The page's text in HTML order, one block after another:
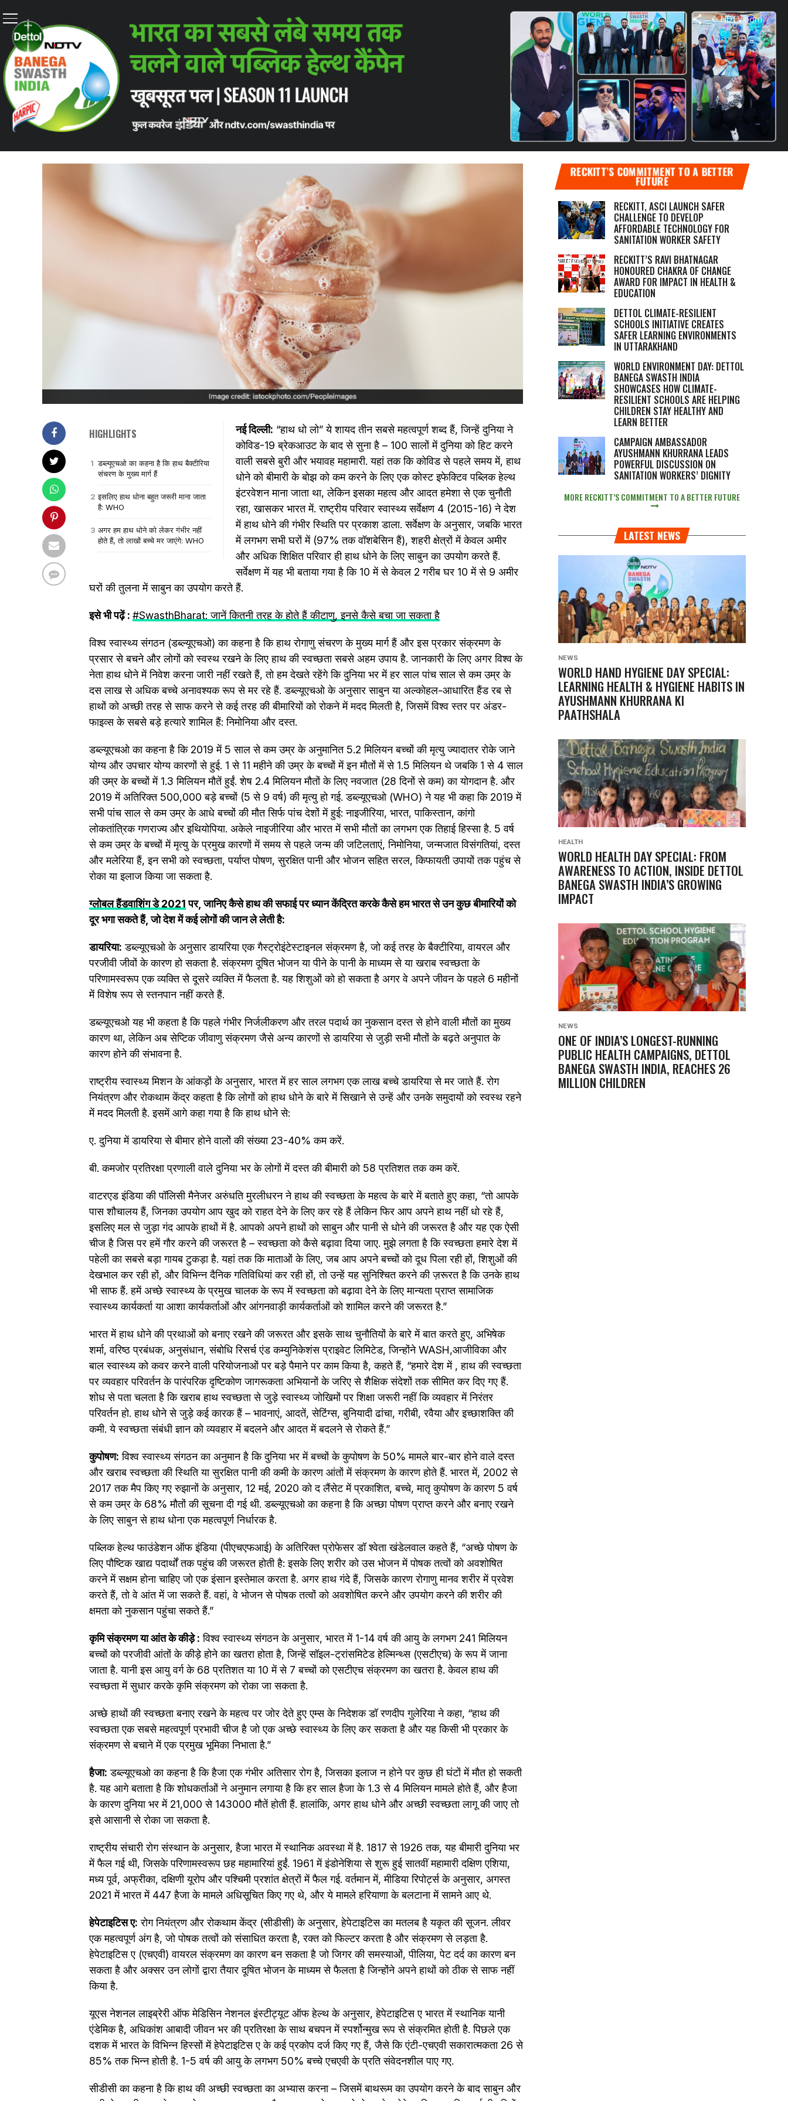
NDTV.com
ताज़ातरीन ख़बरें
आपके समग्र स्वास्थ्य की कुंजी, 5 बीमारियां जिन पर हाथ धोने से लगेगी लगाम
Global Handwashing Day: यहां उन पांच बीमारियों के बारें में बताया गया है, जिन पर हम केवल हाथ धोने पर ध्यान देकर ही लगाम गला सकते हैं
द्वारा: अनिशा भाटिया | एडिट: सोनिया भास्कर | अनुवाद: अन‍िता शर्मा | September 27, 2021 Read In English
HIGHLIGHTS
डब्ल्यूएचओ का कहना है कि हाथ बैक्‍टीरिया
संचरण के मुख्य मार्ग हैं
इसलिए हाथ धोना बहुत जरूरी माना जाता
है: WHO
अगर हम हाथ धोने को लेकर गंभीर नहीं
होते हैं, तो लाखों बच्चे मर जाएंगे: WHO
नई दिल्ली: “हाथ धो लो” ये शायद तीन सबसे महत्वपूर्ण शब्द हैं, जिन्हें दुनिया ने
कोविड-19 ब्रेकआउट के बाद से सुना है – 100 सालों में दुनिया को हिट करने
वाली सबसे बुरी और भयावह महामारी. यहां तक ​​​​कि कोविड से पहले समय में, हाथ
धोने को बीमारी के बोझ को कम करने के लिए एक कोस्‍ट इफेक्‍ट‍िव पब्‍लिक हेल्‍थ
इंटरवेशन माना जाता था, लेकिन इसका महत्व और आदत हमेशा से एक चुनौती
रहा, खासकर भारत में. राष्ट्रीय परिवार स्वास्थ्य सर्वेक्षण 4 (2015-16) ने देश
में हाथ धोने की गंभीर स्थिति पर प्रकाश डाला. सर्वेक्षण के अनुसार, जबकि भारत
में लगभग सभी घरों में (97% तक वॉशबेसिन हैं), शहरी क्षेत्रों में केवल अमीर
और अधिक शिक्षित परिवार ही हाथ धोने के लिए साबुन का उपयोग करते हैं.
सर्वेक्षण में यह भी बताया गया है कि 10 में से केवल 2 गरीब घर 10 में से 9 अमीर
घरों की तुलना में साबुन का उपयोग करते हैं.
इसे भी पढ़ें : #SwasthBharat: जानें कितनी तरह के होते हैं कीटाणु, इनसे कैसे बचा जा सकता है
विश्व स्वास्थ्य संगठन (डब्ल्यूएचओ) का कहना है कि हाथ रोगाणु संचरण के मुख्य मार्ग हैं और इस प्रकार संक्रमण के
प्रसार से बचने और लोगों को स्वस्थ रखने के लिए हाथ की स्वच्छता सबसे अहम उपाय है. जानकारी के लिए अगर विश्व के
नेता हाथ धोने में निवेश करना जारी नहीं रखते हैं, तो हम देखते रहेंगे कि दुनिया भर में हर साल पांच साल से कम उम्र के
दस लाख से अधिक बच्चे अनावश्यक रूप से मर रहे हैं. डब्ल्यूएचओ के अनुसार साबुन या अल्कोहल-आधारित हैंड रब से
हाथों को अच्छी तरह से साफ करने से कई तरह की बीमारियों को रोकने में मदद मिलती है, जिसमें विश्व स्तर पर अंडर-
फाइव्स के सबसे बड़े हत्यारे शामिल हैं: निमोनिया और दस्त.
डब्ल्यूएचओ का कहना है कि 2019 में 5 साल से कम उम्र के अनुमानित 5.2 मिलियन बच्चों की मृत्यु ज्यादातर रोके जाने
योग्य और उपचार योग्य कारणों से हुई. 1 से 11 महीने की उम्र के बच्चों में इन मौतों में से 1.5 मिलियन थे जबकि 1 से 4 साल
की उम्र के बच्चों में 1.3 मिलियन मौतें हुईं. शेष 2.4 मिलियन मौतों के लिए नवजात (28 दिनों से कम) का योगदान है. और
2019 में अतिरिक्त 500,000 बड़े बच्चों (5 से 9 वर्ष) की मृत्यु हो गई. डब्ल्यूएचओ (WHO) ने यह भी कहा कि 2019 में
सभी पांच साल से कम उम्र के आधे बच्चों की मौत सिर्फ पांच देशों में हुई: नाइजीरिया, भारत, पाकिस्तान, कांगो
लोकतांत्रिक गणराज्य और इथियोपिया. अकेले नाइजीरिया और भारत में सभी मौतों का लगभग एक तिहाई हिस्सा है. 5 वर्ष
से कम उम्र के बच्चों में मृत्यु के प्रमुख कारणों में समय से पहले जन्म की जटिलताएं, निमोनिया, जन्मजात विसंगतियां, दस्त
और मलेरिया हैं, इन सभी को स्वच्छता, पर्याप्त पोषण, सुरक्षित पानी और भोजन सहित सरल, किफायती उपायों तक पहुंच से
रोका या इलाज किया जा सकता है.
ग्लोबल हैंडवाशिंग डे 2021पर, जानिए कैसे हाथ की सफाई पर ध्यान केंद्रित करके कैसे हम भारत से उन कुछ बीमारियों को
दूर भगा सकते हैं, जो देश में कई लोगों की जान ले लेती है:
डायरिया: डब्ल्यूएचओ के अनुसार डायरिया एक गैस्ट्रोइंटेस्टाइनल संक्रमण है, जो कई तरह के बैक्टीरिया, वायरल और
परजीवी जीवों के कारण हो सकता है. संक्रमण दूषित भोजन या पीने के पानी के माध्यम से या खराब स्वच्छता के
परिणामस्वरूप एक व्यक्ति से दूसरे व्यक्ति में फैलता है. यह शिशुओं को हो सकता है अगर वे अपने जीवन के पहले 6 महीनों
में विशेष रूप से स्तनपान नहीं करते हैं.
डब्ल्यूएचओ यह भी कहता है कि पहले गंभीर निर्जलीकरण और तरल पदार्थ का नुकसान दस्त से होने वाली मौतों का मुख्य
कारण था, लेकिन अब सेप्टिक जीवाणु संक्रमण जैसे अन्य कारणों से डायरिया से जुड़ी सभी मौतों के बढ़ते अनुपात के
कारण होने की संभावना है.
राष्ट्रीय स्वास्थ्य मिशन के आंकड़ों के अनुसार, भारत में हर साल लगभग एक लाख बच्चे डायरिया से मर जाते हैं. रोग
नियंत्रण और रोकथाम केंद्र कहता है कि लोगों को हाथ धोने के बारे में सिखाने से उन्हें और उनके समुदायों को स्वस्थ रहने
में मदद मिलती है. इसमें आगे कहा गया है कि हाथ धोने से:
ए. दुनिया में डायरिया से बीमार होने वालों की संख्या 23-40% कम करें.
बी. कमजोर प्रतिरक्षा प्रणाली वाले दुनिया भर के लोगों में दस्त की बीमारी को 58 प्रतिशत तक कम करें.
वाटरएड इंडिया की पॉलिसी मैनेजर अरुंधति मुरलीधरन ने हाथ की स्वच्छता के महत्व के बारे में बताते हुए कहा, “तो आपके
पास शौचालय हैं, जिनका उपयोग आप खुद को राहत देने के लिए कर रहे हैं लेकिन फिर आप अपने हाथ नहीं धो रहे हैं,
इसलिए मल से जुड़ा गंद आपके हाथों में है. आपको अपने हाथों को साबुन और पानी से धोने की जरूरत है और यह एक ऐसी
चीज है जिस पर हमें गौर करने की जरूरत है – स्वच्छता को कैसे बढ़ावा दिया जाए. मुझे लगता है कि स्वच्छता हमारे देश में
पहेली का सबसे बड़ा गायब टुकड़ा है. यहां तक ​​कि माताओं के लिए, जब आप अपने बच्चों को दूध पिला रही हों, शिशुओं की
देखभाल कर रही हों, और विभिन्न दैनिक गतिविधियां कर रही हों, तो उन्हें यह सुनिश्चित करने की ज़रूरत है कि उनके हाथ
भी साफ हैं. हमें अच्छे स्वास्थ्य के प्रमुख चालक के रूप में स्वच्छता को बढ़ावा देने के लिए मान्यता प्राप्त सामाजिक
स्वास्थ्य कार्यकर्ता या आशा कार्यकर्ताओं और आंगनवाड़ी कार्यकर्ताओं को शामिल करने की जरूरत है.”
भारत में हाथ धोने की प्रथाओं को बनाए रखने की जरूरत और इसके साथ चुनौतियों के बारे में बात करते हुए, अभिषेक
शर्मा, वरिष्ठ प्रबंधक, अनुसंधान, संबोधि रिसर्च एंड कम्युनिकेशंस प्राइवेट लिमिटेड, जिन्होंने WASH,आजीविका और
बाल स्वास्थ्य को कवर करने वाली परियोजनाओं पर बड़े पैमाने पर काम किया है, कहते हैं, “हमारे देश में , हाथ की स्वच्छता
पर व्यवहार परिवर्तन के पारंपरिक दृष्टिकोण जागरूकता अभियानों के जरिए से शैक्षिक संदेशों तक सीमित कर दिए गए हैं.
शोध से पता चलता है कि खराब हाथ स्वच्छता से जुड़े स्वास्थ्य जोखिमों पर शिक्षा जरूरी नहीं कि व्यवहार में निरंतर
परिवर्तन हो. हाथ धोने से जुड़े कई कारक हैं – भावनाएं, आदतें, सेटिंग्स, बुनियादी ढांचा, गरीबी, रवैया और इच्छाशक्ति की
कमी. ये स्वच्छता संबंधी ज्ञान को व्यवहार में बदलने और आदत में बदलने से रोकते हैं.”
कुपोषण: विश्व स्वास्थ्य संगठन का अनुमान है कि दुनिया भर में बच्चों के कुपोषण के 50% मामले बार-बार होने वाले दस्त
और खराब स्वच्छता की स्थिति या सुरक्षित पानी की कमी के कारण आंतों में संक्रमण के कारण होते हैं. भारत में, 2002 से
2017 तक मैप किए गए रुझानों के अनुसार, 12 मई, 2020 को द लैंसेट में प्रकाशित, बच्चे, मातृ कुपोषण के कारण 5 वर्ष
से कम उम्र के 68% मौतों की सूचना दी गई थी. डब्ल्यूएचओ का कहना है कि अच्छा पोषण प्राप्त करने और बनाए रखने
के लिए साबुन से हाथ धोना एक महत्वपूर्ण निर्धारक है.
पब्लिक हेल्थ फाउंडेशन ऑफ इंडिया (पीएचएफआई) के अतिरिक्त प्रोफेसर डॉ श्वेता खंडेलवाल कहते हैं, “अच्छे पोषण के
लिए पौष्टिक खाद्य पदार्थों तक पहुंच की जरूरत होती है: इसके लिए शरीर को उस भोजन में पोषक तत्वों को अवशोषित
करने में सक्षम होना चाहिए जो एक इंसान इस्‍तेमाल करता है. अगर हाथ गंदे हैं, जिसके कारण रोगाणु मानव शरीर में प्रवेश
करते हैं, तो वे आंत में जा सकते हैं. वहां, वे भोजन से पोषक तत्वों को अवशोषित करने और उपयोग करने की शरीर की
क्षमता को नुकसान पहुंचा सकते हैं.”
कृमि संक्रमण या आंत के कीड़े : विश्व स्वास्थ्य संगठन के अनुसार, भारत में 1-14 वर्ष की आयु के लगभग 241 मिलियन
बच्चों को परजीवी आंतों के कीड़े होने का खतरा होता है, जिन्हें सॉइल-ट्रांसमिटेड हेल्मिन्थ्स (एसटीएच) के रूप में जाना
जाता है. यानी इस आयु वर्ग के 68 प्रतिशत या 10 में से 7 बच्चों को एसटीएच संक्रमण का खतरा है. केवल हाथ की
स्वच्छता में सुधार करके कृमि संक्रमण को रोका जा सकता है.
अच्छे हाथों की स्वच्छता बनाए रखने के महत्व पर जोर देते हुए एम्स के निदेशक डॉ रणदीप गुलेरिया ने कहा, “हाथ की
स्वच्छता एक सबसे महत्वपूर्ण प्रभावी चीज है जो एक अच्छे स्वास्थ्य के लिए कर सकता है और यह किसी भी प्रकार के
संक्रमण से बचाने में एक प्रमुख भूमिका निभाता है.”
हैजा: डब्ल्यूएचओ का कहना है कि हैजा एक गंभीर अतिसार रोग है, जिसका इलाज न होने पर कुछ ही घंटों में मौत हो सकती
है. यह आगे बताता है कि शोधकर्ताओं ने अनुमान लगाया है कि हर साल हैजा के 1.3 से 4 मिलियन मामले होते हैं, और हैजा
के कारण दुनिया भर में 21,000 से 143000 मौतें होती हैं. हालांकि, अगर हाथ धोने और अच्छी स्वच्छता लागू की जाए तो
इसे आसानी से रोका जा सकता है.
राष्ट्रीय संचारी रोग संस्थान के अनुसार, हैजा भारत में स्थानिक अवस्था में है. 1817 से 1926 तक, यह बीमारी दुनिया भर
में फैल गई थी, जिसके परिणामस्वरूप छह महामारियां हुईं. 1961 में इंडोनेशिया से शुरू हुई सातवीं महामारी दक्षिण एशिया,
मध्य पूर्व, अफ्रीका, दक्षिणी यूरोप और पश्चिमी प्रशांत क्षेत्रों में फैल गई. वर्तमान में, मीडिया रिपोर्ट्स के अनुसार, अगस्त
2021 में भारत में 447 हैजा के मामले अधिसूचित किए गए थे, और ये मामले हरियाणा के बलटाना में सामने आए थे.
हेपेटाइटिस ए: रोग नियंत्रण और रोकथाम केंद्र (सीडीसी) के अनुसार, हेपेटाइटिस का मतलब है यकृत की सूजन. लीवर
एक महत्वपूर्ण अंग है, जो पोषक तत्वों को संसाधित करता है, रक्त को फिल्टर करता है और संक्रमण से लड़ता है.
हेपेटाइटिस ए (एचएवी) वायरल संक्रमण का कारण बन सकता है जो जिगर की समस्याओं, पीलिया, पेट दर्द का कारण बन
सकता है और अक्सर उन लोगों द्वारा तैयार दूषित भोजन के माध्यम से फैलता है जिन्होंने अपने हाथों को ठीक से साफ नहीं
किया है.
यूएस नेशनल लाइब्रेरी ऑफ मेडिसिन नेशनल इंस्टीट्यूट ऑफ हेल्थ के अनुसार, हेपेटाइटिस ए भारत में स्थानिक यानी
एंडेमिक है, अधिकांश आबादी जीवन भर की प्रतिरक्षा के साथ बचपन में स्पर्शोन्मुख रूप से संक्रमित होती है. पिछले एक
दशक में भारत के विभिन्न हिस्सों में हेपेटाइटिस ए के कई प्रकोप दर्ज किए गए हैं, जैसे कि एंटी-एचएवी सकारात्मकता 26 से
85% तक भिन्न होती है. 1-5 वर्ष की आयु के लगभग 50% बच्चे एचएवी के प्रति संवेदनशील पाए गए.
सीडीसी का कहना है कि हाथ की अच्छी स्वच्छता का अभ्यास करना – जिसमें बाथरूम का उपयोग करने के बाद साबुन और
RECKITT’S COMMITMENT TO A BETTER
FUTURE
RECKITT, ASCI LAUNCH SAFER
CHALLENGE TO DEVELOP
AFFORDABLE TECHNOLOGY FOR
SANITATION WORKER SAFETY
RECKITT’S RAVI BHATNAGAR
HONOURED CHAKRA OF CHANGE
AWARD FOR IMPACT IN HEALTH &
EDUCATION
DETTOL CLIMATE-RESILIENT
SCHOOLS INITIATIVE CREATES
SAFER LEARNING ENVIRONMENTS
IN UTTARAKHAND
WORLD ENVIRONMENT DAY: DETTOL
BANEGA SWASTH INDIA
SHOWCASES HOW CLIMATE-
RESILIENT SCHOOLS ARE HELPING
CHILDREN STAY HEALTHY AND
LEARN BETTER
CAMPAIGN AMBASSADOR
AYUSHMANN KHURRANA LEADS
POWERFUL DISCUSSION ON
SANITATION WORKERS’ DIGNITY
MORE RECKITT’S COMMITMENT TO A BETTER FUTURE
LATEST NEWS
NEWS
WORLD HAND HYGIENE DAY SPECIAL:
LEARNING HEALTH & HYGIENE HABITS IN
AYUSHMANN KHURRANA KI
PAATHSHALA
HEALTH
WORLD HEALTH DAY SPECIAL: FROM
AWARENESS TO ACTION, INSIDE DETTOL
BANEGA SWASTH INDIA’S GROWING
IMPACT
NEWS
ONE OF INDIA’S LONGEST-RUNNING
PUBLIC HEALTH CAMPAIGNS, DETTOL
BANEGA SWASTH INDIA, REACHES 26
MILLION CHILDREN